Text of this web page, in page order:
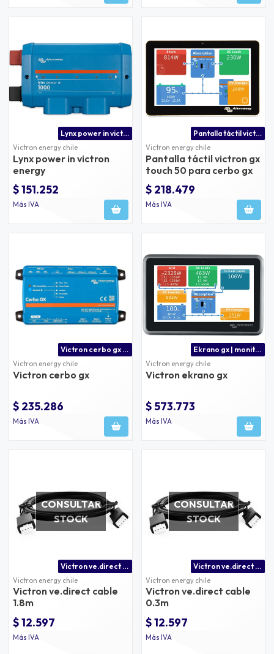
Lynx power in victron energy | busbar modular 1000a
Victron energy chile
Lynx power in victron
energy
$ 151.252
Más IVA
Pantalla táctil victron gx touch 50 para cerbo gx
Victron energy chile
Pantalla táctil victron gx
touch 50 para cerbo gx
$ 218.479
Más IVA
Victron cerbo gx precio chile
Victron energy chile
Victron cerbo gx
$ 235.286
Más IVA
Ekrano gx | monitoreo y control victron energy en chile
Victron energy chile
Victron ekrano gx
$ 573.773
Más IVA
CONSULTAR
STOCK
Victron ve.direct cable 1.8m
Victron energy chile
Victron ve.direct cable
1.8m
$ 12.597
Más IVA
CONSULTAR
STOCK
Victron ve.direct cable
Victron energy chile
Victron ve.direct cable
0.3m
$ 12.597
Más IVA